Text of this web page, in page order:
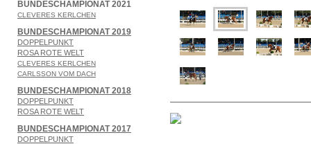
BUNDESCHAMPIONAT 2021
CLEVERES KERLCHEN
BUNDESCHAMPIONAT 2019
DOPPELPUNKT
ROSA ROTE WELT
CLEVERES KERLCHEN
CARLSSON VOM DACH
BUNDESCHAMPIONAT 2018
DOPPELPUNKT
ROSA ROTE WELT
BUNDESCHAMPIONAT 2017
DOPPELPUNKT